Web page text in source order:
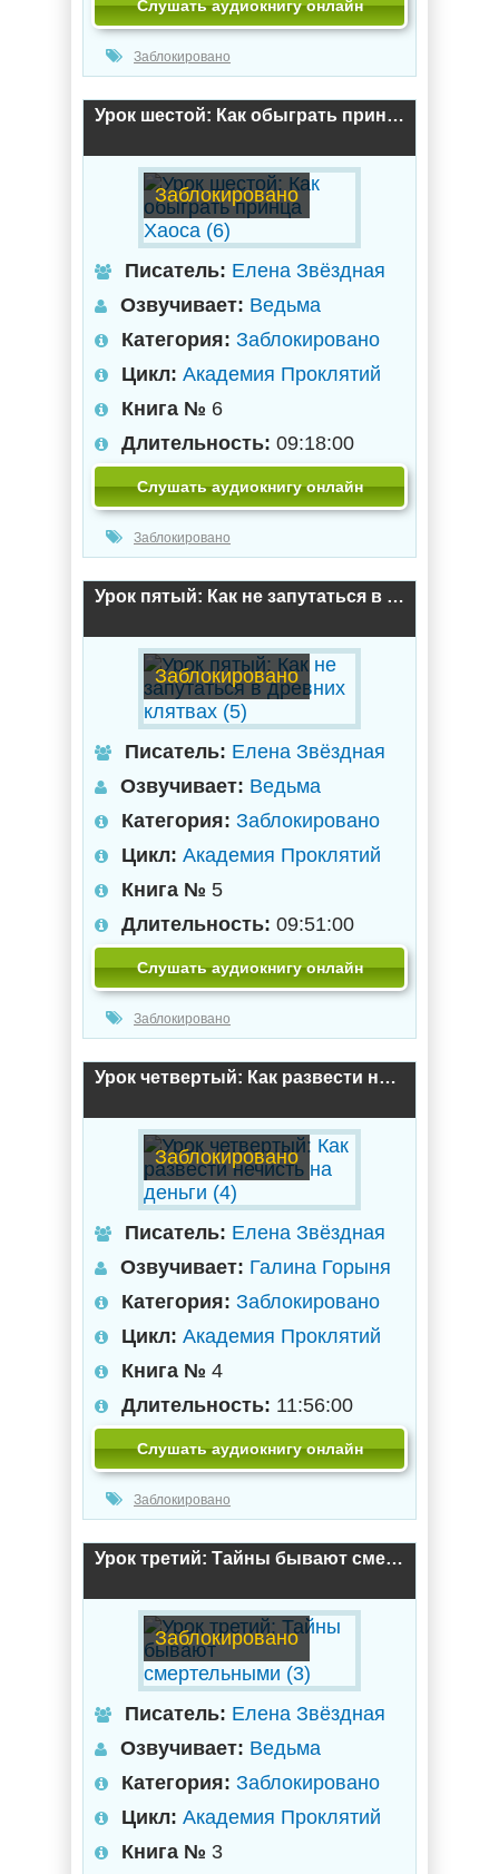
Слушать аудиокнигу онлайн
Заблокировано
Урок шестой: Как обыграть принца Хаоса (6)
Заблокировано
Писатель: Елена Звёздная
Озвучивает: Ведьма
Категория: Заблокировано
Цикл: Академия Проклятий
Книга № 6
Длительность: 09:18:00
Слушать аудиокнигу онлайн
Заблокировано
Урок пятый: Как не запутаться в древних клятвах (5)
Заблокировано
Писатель: Елена Звёздная
Озвучивает: Ведьма
Категория: Заблокировано
Цикл: Академия Проклятий
Книга № 5
Длительность: 09:51:00
Слушать аудиокнигу онлайн
Заблокировано
Урок четвертый: Как развести нечисть на деньги (4)
Заблокировано
Писатель: Елена Звёздная
Озвучивает: Галина Горыня
Категория: Заблокировано
Цикл: Академия Проклятий
Книга № 4
Длительность: 11:56:00
Слушать аудиокнигу онлайн
Заблокировано
Урок третий: Тайны бывают смертельными (3)
Заблокировано
Писатель: Елена Звёздная
Озвучивает: Ведьма
Категория: Заблокировано
Цикл: Академия Проклятий
Книга № 3